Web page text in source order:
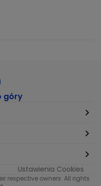
góry
METRO
Ustawienia Cookies
respective owners. All rights